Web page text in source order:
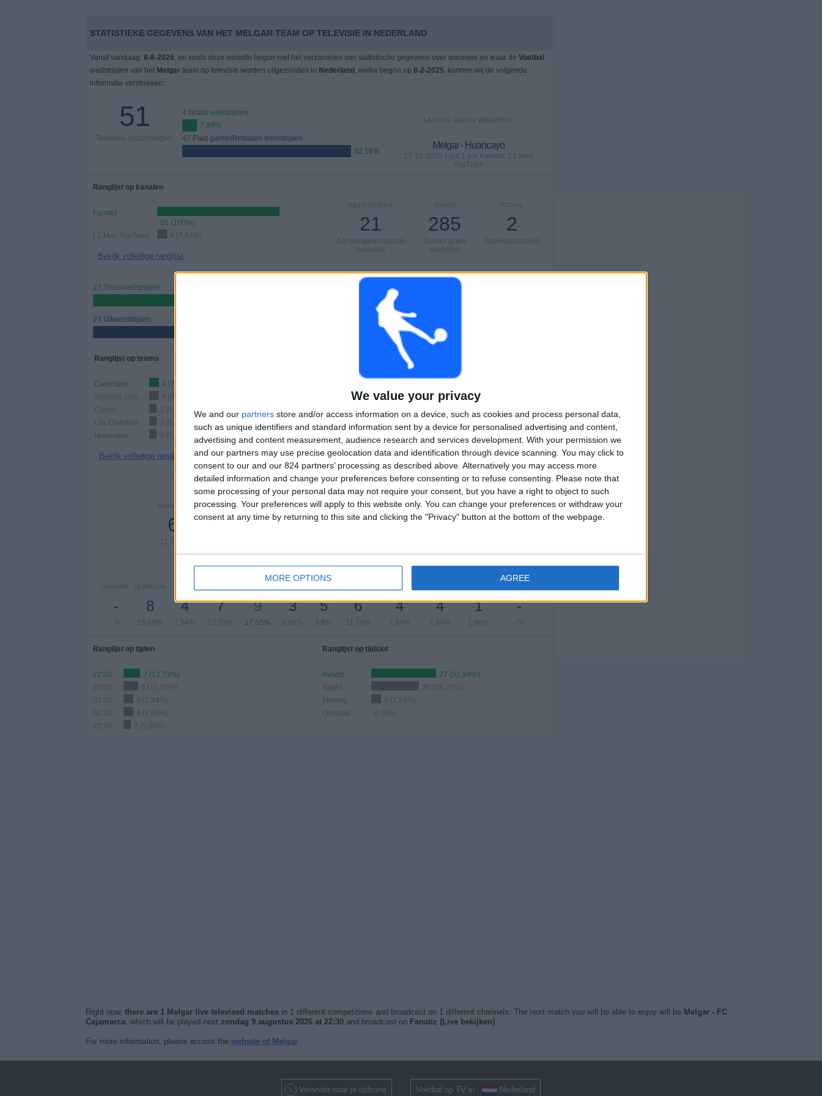
We value your privacy
We and our partners store and/or access information on a device, such as cookies and process personal data,
such as unique identifiers and standard information sent by a device for personalised advertising and content,
advertising and content measurement, audience research and services development. With your permission we
and our partners may use precise geolocation data and identification through device scanning. You may click to
consent to our and our 824 partners’ processing as described above. Alternatively you may access more
detailed information and change your preferences before consenting or to refuse consenting.
Please note that
some processing of your personal data may not require your consent, but you have a right to object to such
processing. Your preferences will apply to this website only. You can change your preferences or withdraw your
consent at any time by returning to this site and clicking the "Privacy" button at the bottom of the webpage.
MORE OPTIONS AGREE
STATISTIEKE GEGEVENS VAN HET MELGAR TEAM OP TELEVISIE IN NEDERLAND
Vanaf vandaag, 8-8-2026, en sinds deze website begon met het verzamelen van statistische gegevens over wanneer en waar de Voetbal
wedstrijden van het Melgarteam op televisie worden uitgezonden in Nederland , welke begon op 8-2-2025, kunnen wij de volgende
informatie verstrekken:
51
Televisie-Uitzendingen
4 Gratis wedstrijden
7,84%
47 Paid gamesBetaalde wedstrijden
92,16%
LAATSTE GRATIS WEDSTRIJD
Melgar - Huancayo
27-10-2025 Liga 1 por Fanatiz, L1 Max
YouTube
Ranglijst op kanalen
Fanatiz
51 (100%)
L1 Max YouTube
4 (7,84%)
Bekijk volledige ranglijst
TOTAAL
2
Televisiekanalen
DAGEN
285
Zonder gratis
wedstrijd
WEDSTRIJDEN
21
Aaneengeschakelde
betaalde
27 Thuiswedstrijden
24 Uitwedstrijden
VS Cienciano
TOTAAL
1
COMPETITIES
Ranglijst op teams
Cienciano
4 (7,84%)
4 (7,84%)
Cusco
3 (5,88%)
Los Chankas
3 (5,88%)
Huancayo
3 (5,88%)
Bekijk volledige ranglijst
Ranglijst op competities
Bekijk volledige ranglijst
Aantal wedstrijden per dag van de week
MAANDAG
6
11,76%
DINSDAG
3
WOENSDAG
2
DONDERDAG
-
VRIJDAG
10
ZATERDAG
12
ZONDAG
18
Aantal wedstrijden per maand
JANUARI
-
- %
FEBRUARI
8
15,69%
4
7,84%
7
13,73%
9
17,65%
3
5,88%
5
9,8%
6
11,76%
4
7,84%
4
7,84%
1
1,96%
-
- %
Ranglijst op tijden
22:00
7 (13,73%)
20:00
6 (11,76%)
4 (7,84%)
02:30
4 (7,84%)
22:30
3 (5,88%)
Ranglijst op tijdslot
Avond
27 (52,94%)
Nacht
20 (39,22%)
Middag
4 (7,84%)
Ochtend
0 (0%)
Right now, there are 1 Melgar live televised matchesin 1 different competitions and broadcast on 1 different channels. The next match you will be able to enjoy will be Melgar - FC
Cajamarca, which will be played next zondag 9 augustus 2026 at 22:30and broadcast on Fanatiz (Live bekijken).
For more information, please access the website of Melgar.
Verander naar je tijdzone Voetbal op TV in Nederland